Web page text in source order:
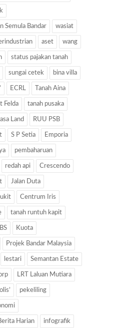
Semula Bandar wasiat
aset wang
status pajakan tanah
sungai cetek bina villa
ECRL Tanah Aina
Felda tanah pusaka
Land RUU PSB
S P Setia Emporia
pembaharuan
redah api Crescendo
Jalan Duta
Centrum Iris
tanah runtuh kapit
Kuota
Projek Bandar Malaysia
lestari Semantan Estate
LRT Laluan Mutiara
pekeliling
Harian infografik